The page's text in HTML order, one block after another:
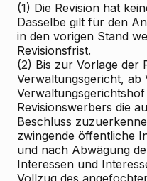
(1) Die Revision hat
Dasselbe gilt für den
in den vorigen Stand
Revisionsfrist.
(2) Bis zur Vorlage der
Verwaltungsgericht, ab
Revisionswerbers die
Beschluss
zwingende öffentliche
und nach Abwägung
Interessen und
Vollzug des